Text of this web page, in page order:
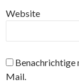
Website
Benachrichtige
Mail.